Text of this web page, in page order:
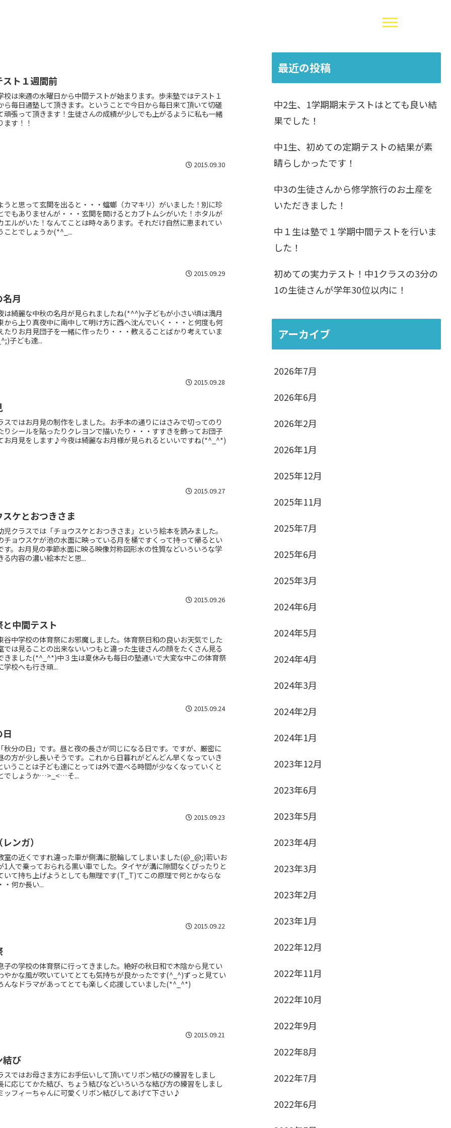
スト１週間前
校は来週の水曜日から中間テストが始まります。歩未塾ではテスト１
ら毎日通塾して頂きます。ということで今日から毎日来て頂いて切磋
頑張って頂きます！生徒さんの成績が少しでも上がるように私も一緒
ます！！
2015.09.30
うと思って玄関を出ると・・・蟷螂（カマキリ）がいました！別に珍
でもありませんが・・・玄関を開けるとカブトムシがいた！ホタルが
エルがいた！なんてことは時々あります。それだけ自然に恵まれてい
ことでしょうか(*^_...
2015.09.29
月
は綺麗な中秋の名月が見られましたね(*^^)v子どもが小さい頃は満月
から上り真夜中に南中して明け方に西へ沈んでいく・・・と何度も何
たりお月見団子を一緒に作ったり・・・教えることばかり考えていま
子ども達...
2015.09.28
スではお月見の制作をしました。お手本の通りにはさみで切ってのり
りシールを貼ったりクレヨンで描いたり・・・すすきを飾ってお団子
お月見をします♪今夜は綺麗なお月様が見られるといいですね(*^_^*)
2015.09.27
スケとおつきさま
児クラスでは「チョウスケとおつきさま」という絵本を読みました。
チョウスケが池の水面に映っている月を桶ですくって持って帰るとい
す。お月見の季節水面に映る映像対称図形水の性質などいろいろな学
る内容の濃い絵本だと思...
2015.09.26
中間テスト
谷中学校の体育祭にお邪魔しました。体育祭日和の良いお天気でした
では見ることの出来ないいつもと違った生徒さんの顔をたくさん見る
きました(*^_^*)中３生は夏休みも毎日の塾通いで大変な中この体育祭
学校へも行き頑...
2015.09.24
秋分の日」です。昼と夜の長さが同じになる日です。ですが、厳密に
の方が少し長いそうです。これから日暮れがどんどん早くなっていき
いうことは子ども達にとっては外で遊べる時間が少なくなっていくと
でしょうか…>_<…そ...
2015.09.23
ンガ）
室の近くですれ違った車が側溝に脱輪してしまいました(@_@;)若いお
1人で乗っておられる黒い車でした。タイヤが溝に隙間なくぴったりと
いて持ち上げようとしても無理です(T_T)てこの原理で何とかならな
・何か長い...
2015.09.22
子の学校の体育祭に行ってきました。絶好の秋日和で木陰から見てい
やかな風が吹いていてとても気持ちが良かったです(^_^)ずっと見てい
んなドラマがあってとても楽しく応援していました(*^_^*)
2015.09.21
結び
スではお母さま方にお手伝いして頂いてリボン結びの練習をしまし
に応じてかた結び、ちょう結びなどいろいろな結び方の練習をしまし
ッフィーちゃんに可愛くリボン結びしてあげて下さい♪
最近の投稿
中2生、1学期期末テストはとても良い結
果でした！
中1生、初めての定期テストの結果が素
晴らしかったです！
中3の生徒さんから修学旅行のお土産を
いただきました！
中１生は塾で１学期中間テストを行いま
した！
初めての実力テスト！中1クラスの3分の
1の生徒さんが学年30位以内に！
アーカイブ
2026年7月
2026年6月
2026年2月
2026年1月
2025年12月
2025年11月
2025年7月
2025年6月
2025年3月
2024年6月
2024年5月
2024年4月
2024年3月
2024年2月
2024年1月
2023年12月
2023年6月
2023年5月
2023年4月
2023年3月
2023年2月
2023年1月
2022年12月
2022年11月
2022年10月
2022年9月
2022年8月
2022年7月
2022年6月